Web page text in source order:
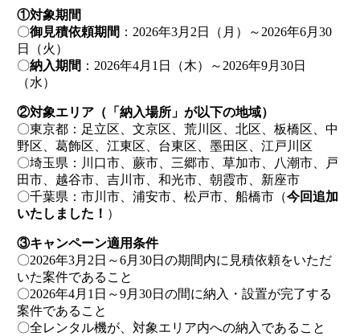
①対象期間
〇御見積依頼期間 ：2026年3月2日（月）～2026年6月30
日（火）
〇納入期間 ：2026年4月1日（木）～2026年9月30日
（水）
②対象エリア（「納入場所」が以下の地域）
〇東京都：足立区、文京区、荒川区、北区、板橋区、中
野区、葛飾区、江東区、台東区、墨田区、江戸川区
〇埼玉県：川口市、蕨市、三郷市、草加市、八潮市、戸
田市、越谷市、吉川市、和光市、朝霞市、新座市
〇千葉県：市川市、浦安市、松戸市、船橋市（今回追加
いたしました！ ）
③キャンペーン適用条件
〇2026年3月2日～6月30日の期間内に見積依頼をいただ
いた案件であること
〇2026年4月1日～9月30日の間に納入・設置が完了する
案件であること
〇全レンタル機が、対象エリア内への納入であること